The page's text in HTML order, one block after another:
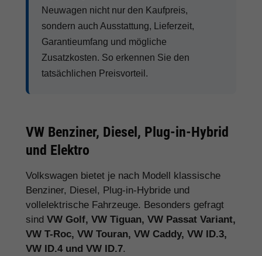
Neuwagen nicht nur den Kaufpreis,
sondern auch Ausstattung, Lieferzeit,
Garantieumfang und mögliche
Zusatzkosten. So erkennen Sie den
tatsächlichen Preisvorteil.
VW Benziner, Diesel, Plug-in-Hybrid
und Elektro
Volkswagen bietet je nach Modell klassische
Benziner, Diesel, Plug-in-Hybride und
vollelektrische Fahrzeuge. Besonders gefragt
sind VW Golf, VW Tiguan, VW Passat Variant,
VW T-Roc, VW Touran, VW Caddy, VW ID.3,
VW ID.4 und VW ID.7.